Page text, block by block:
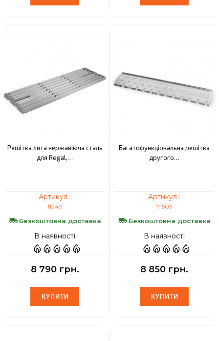
Решітка лита нержавіюча сталь
для Regal,…
Артикул :
11249
Безкоштовна доставка
В наявності
8 790 грн.
КУПИТИ
КУПИТИ
Багатофункціональна решітка
другого…
Артикул :
71503
Безкоштовна доставка
В наявності
8 850 грн.
КУПИТИ
КУПИТИ